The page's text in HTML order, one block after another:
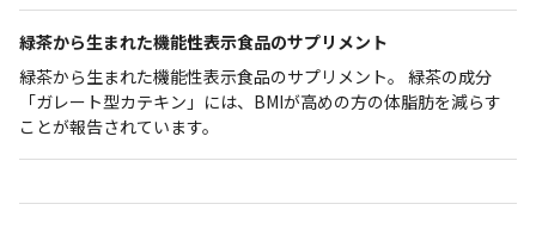
緑茶から生まれた機能性表示食品のサプリメント
緑茶から生まれた機能性表示食品のサプリメント。 緑茶の成分
「ガレート型カテキン」には、BMIが高めの方の体脂肪を減らす
ことが報告されています。